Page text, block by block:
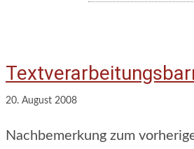
20. August 2008
Nachbemerkung zum